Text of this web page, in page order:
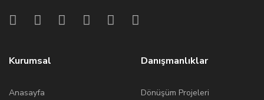
Kurumsal
Anasayfa
Danışmanlıklar
Dönüşüm Projeleri